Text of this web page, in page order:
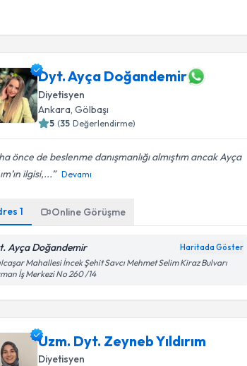
Dyt. Ayça Doğandemir
Diyetisyen
Ankara , Gölbaşı
5 (35 Değerlendirme)
önce de beslenme danışmanlığı almıştım ancak Ayça
ilgisi,...
Devamı
1 Online Görüşme
Ayça Doğandemir Haritada Göster
Mahallesi İncek Şehit Savcı Mehmet Selim Kiraz Bulvarı
İş Merkezi No 260 /14
Uzm. Dyt. Zeyneb Yıldırım
Diyetisyen